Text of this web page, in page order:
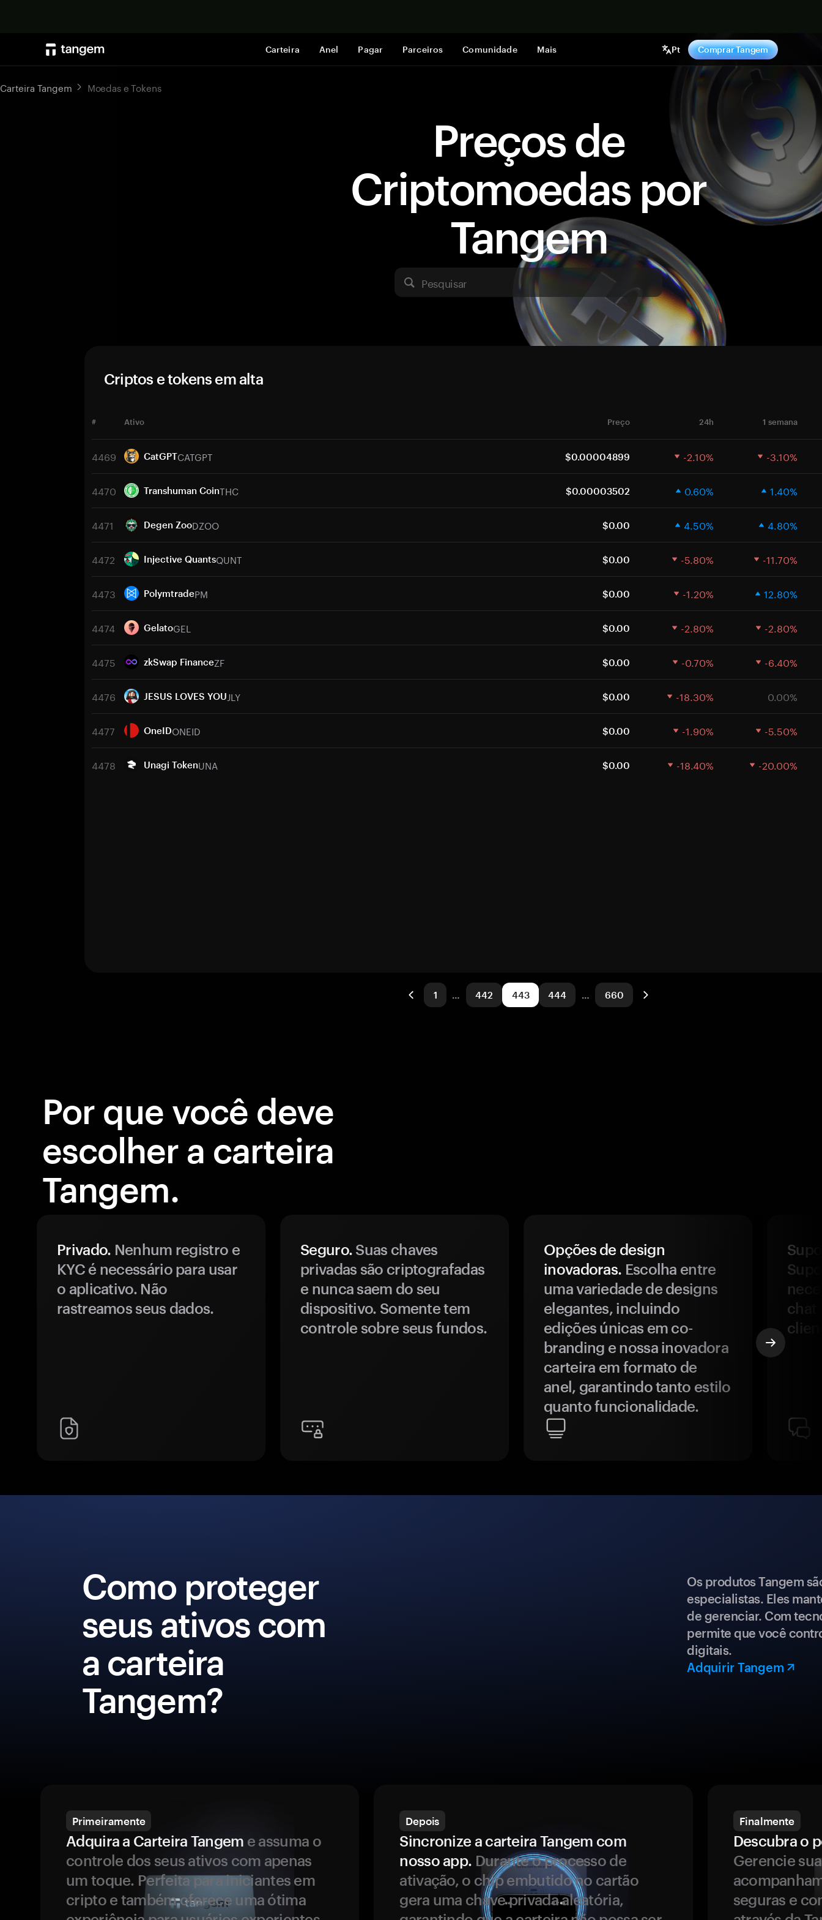
Carteira Anel Pagar Parceiros Comunidade Mais Pt Comprar Tangem
Preços de
Criptomoedas por
Tangem
Pesquisar
Carteira Tangem Moedas e Tokens
Criptos e tokens em alta
# Ativo Preço 24h 1 semana
4469 CatGPTCATGPT $0.00004899 -2.10% -3.10%
4470 Transhuman CoinTHC $0.00003502 0.60% 1.40%
4471 Degen ZooDZOO $0.00 4.50% 4.80%
4472 Injective QuantsQUNT $0.00 -5.80% -11.70%
4473 PolymtradePM $0.00 -1.20% 12.80%
4474 GelatoGEL $0.00 -2.80% -2.80%
4475 zkSwap FinanceZF $0.00 -0.70% -6.40%
4476 JESUS LOVES YOU JLY $0.00 -18.30% 0.00%
4477 OneIDONEID $0.00 -1.90% -5.50%
4478 Unagi TokenUNA $0.00 -18.40% -20.00%
1 … 442 443 444 … 660
Por que você deve
escolher a carteira
Tangem.
Privado. Nenhum registro e
KYC é necessário para usar
o aplicativo. Não
rastreamos seus dados.
Seguro. Suas chaves
privadas são criptografadas
e nunca saem do seu
dispositivo. Somente tem
controle sobre seus fundos.
Opções de design
inovadoras. Escolha entre
uma variedade de designs
elegantes, incluindo
edições únicas em co-
branding e nossa inovadora
carteira em formato de
anel, garantindo tanto estilo
quanto funcionalidade.
chat
Como proteger
seus ativos com
a carteira
Tangem?
Os produtos Tangem
especialistas. Eles
de gerenciar. Com
permite que você
digitais.
Adquirir Tangem
Primeiramente
Adquira a Carteira Tangem e assuma o
controle dos seus ativos com apenas
um toque. Perfeita para iniciantes em
cripto e também oferece uma ótima
Depois
Sincronize a carteira Tangem com
nosso app. Durante o processo de
ativação, o chip embutido no cartão
gera uma chave privada aleatória,
Finalmente
Descubra o
Gerencie
seguras e